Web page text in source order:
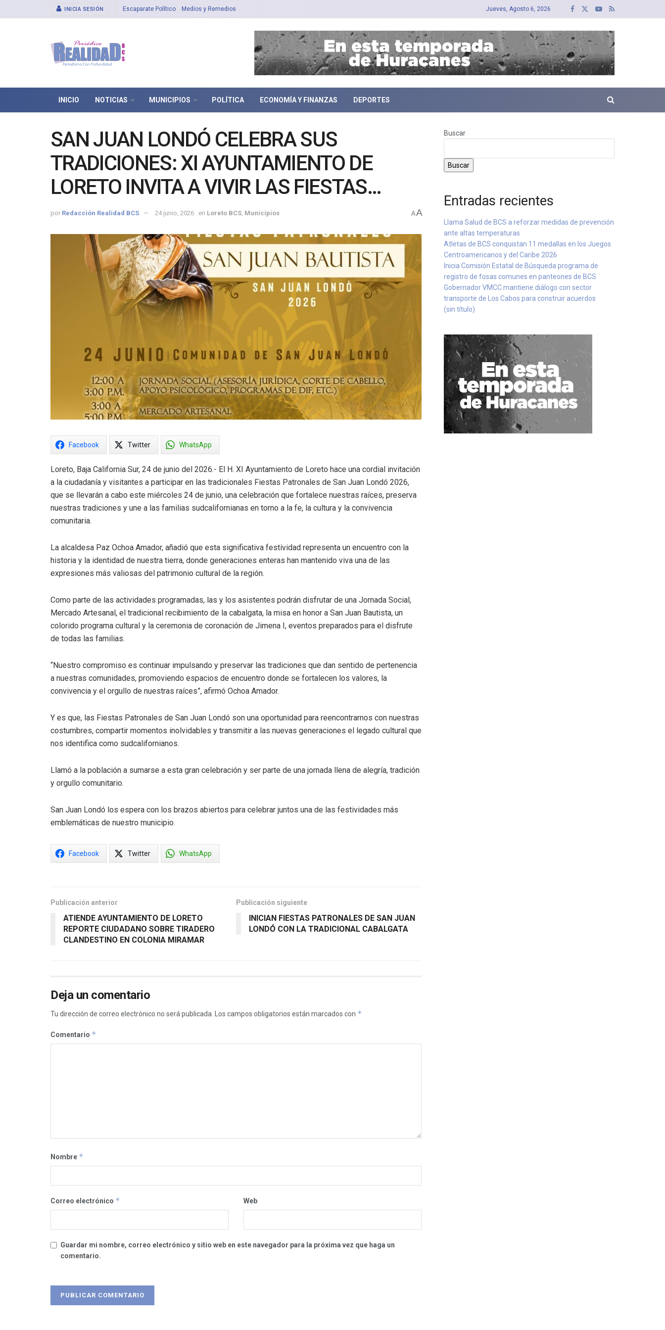
INICIA SESIÓN Escaparate Político Medios y Remedios Jueves, Agosto 6, 2026
INICIO NOTICIAS MUNICIPIOS POLÍTICA ECONOMÍA Y FINANZAS DEPORTES
SAN JUAN LONDÓ CELEBRA SUS
TRADICIONES: XI AYUNTAMIENTO DE
LORETO INVITA A VIVIR LAS FIESTAS
PATRONALES 2026
por Redacción Realidad BCS 24 junio, 2026 en Loreto BCS Municipios AA
Facebook Twitter WhatsApp
Loreto, Baja California Sur, 24 de junio del 2026.- El H. XI Ayuntamiento de Loreto hace una cordial invitación
a la ciudadanía y visitantes a participar en las tradicionales Fiestas Patronales de San Juan Londó 2026,
que se llevarán a cabo este miércoles 24 de junio, una celebración que fortalece nuestras raíces, preserva
nuestras tradiciones y une a las familias sudcalifornianas en torno a la fe, la cultura y la convivencia
comunitaria.
La alcaldesa Paz Ochoa Amador, añadió que esta significativa festividad representa un encuentro con la
historia y la identidad de nuestra tierra, donde generaciones enteras han mantenido viva una de las
expresiones más valiosas del patrimonio cultural de la región.
Como parte de las actividades programadas, las y los asistentes podrán disfrutar de una Jornada Social,
Mercado Artesanal, el tradicional recibimiento de la cabalgata, la misa en honor a San Juan Bautista, un
colorido programa cultural y la ceremonia de coronación de Jimena I, eventos preparados para el disfrute
de todas las familias.
“Nuestro compromiso es continuar impulsando y preservar las tradiciones que dan sentido de pertenencia
a nuestras comunidades, promoviendo espacios de encuentro donde se fortalecen los valores, la
convivencia y el orgullo de nuestras raíces”, afirmó Ochoa Amador.
Y es que, las Fiestas Patronales de San Juan Londó son una oportunidad para reencontrarnos con nuestras
costumbres, compartir momentos inolvidables y transmitir a las nuevas generaciones el legado cultural que
nos identifica como sudcalifornianos.
Llamó a la población a sumarse a esta gran celebración y ser parte de una jornada llena de alegría, tradición
y orgullo comunitario.
San Juan Londó los espera con los brazos abiertos para celebrar juntos una de las festividades más
emblemáticas de nuestro municipio.
Facebook Twitter WhatsApp
Publicación anterior
ATIENDE AYUNTAMIENTO DE LORETO
REPORTE CIUDADANO SOBRE TIRADERO
CLANDESTINO EN COLONIA MIRAMAR
Publicación siguiente
INICIAN FIESTAS PATRONALES DE SAN JUAN
LONDÓ CON LA TRADICIONAL CABALGATA
Deja un comentario
Tu dirección de correo electrónico no será publicada. Los campos obligatorios están marcados con *
Comentario *
Nombre *
Correo electrónico * Web
Guardar mi nombre, correo electrónico y sitio web en este navegador para la próxima vez que haga un
comentario.
Buscar
Buscar
Entradas recientes
Llama Salud de BCS a reforzar medidas de prevención
ante altas temperaturas
Atletas de BCS conquistan 11 medallas en los Juegos
Centroamericanos y del Caribe 2026
Inicia Comisión Estatal de Búsqueda programa de
registro de fosas comunes en panteones de BCS
Gobernador VMCC mantiene diálogo con sector
transporte de Los Cabos para construir acuerdos
(sin título)